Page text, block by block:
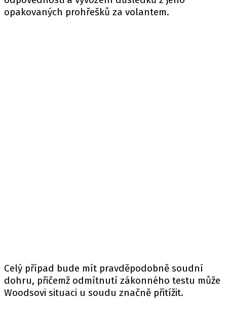
opakovaných prohřešků za volantem.
Celý případ bude mít pravděpodobně soudní
dohru, přičemž odmítnutí zákonného testu může
Woodsovi situaci u soudu značně přitížit.